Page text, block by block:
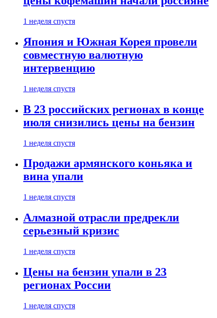
1 неделя спустя
Япония и Южная Корея провели
совместную валютную
интервенцию
1 неделя спустя
В 23 российских регионах в конце
июля снизились цены на бензин
1 неделя спустя
Продажи армянского коньяка и
вина упали
1 неделя спустя
Алмазной отрасли предрекли
серьезный кризис
1 неделя спустя
Цены на бензин упали в 23
регионах России
1 неделя спустя